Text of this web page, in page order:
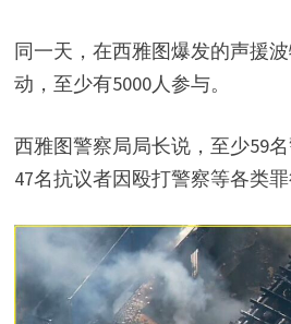
同一天，在西雅图爆发的声援
动，至少有5000人参与。
西雅图警察局局长说，至少59
47名抗议者因殴打警察等各类罪